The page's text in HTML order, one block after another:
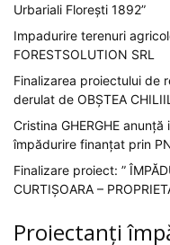
Urbariali Florești 1892”
Impadurire terenuri
FORESTSOLUTION SRL
Finalizarea proiectului de
derulat de OBȘTEA
Cristina GHERGHE
împădurire finanțat prin
Finalizare proiect: ”
CURTIȘOARA –
Proiectanți